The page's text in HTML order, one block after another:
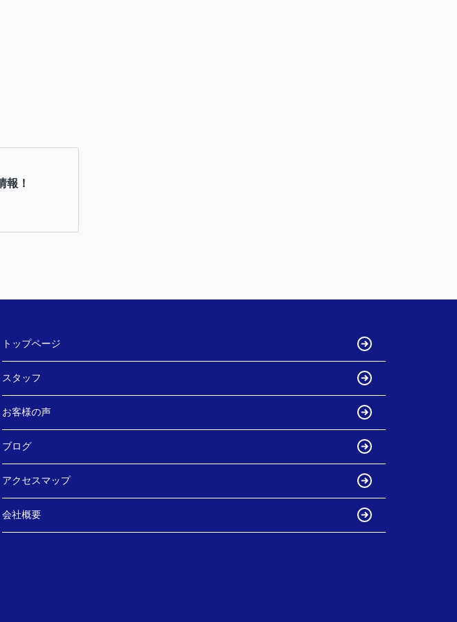
報！
トップページ
スタッフ
お客様の声
ブログ
アクセスマップ
会社概要